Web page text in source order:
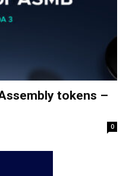
tokens –
0